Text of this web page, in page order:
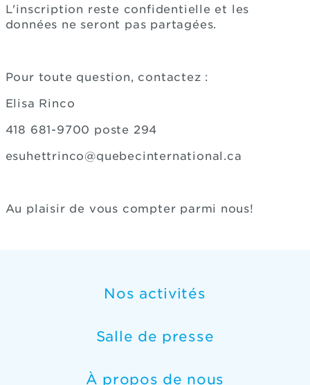
L'inscription reste confidentielle et les
données ne seront pas partagées.
Pour toute question, contactez :
Elisa Rinco
418 681-9700 poste 294
esuhettrinco@quebecinternational.ca
Au plaisir de vous compter parmi nous!
Nos activités
Salle de presse
À propos de nous